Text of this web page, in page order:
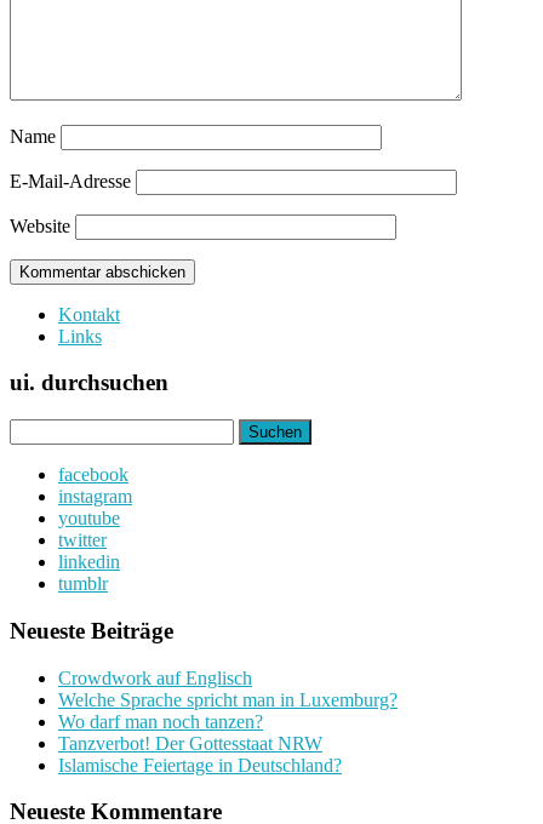
Name
E-Mail-Adresse
Website
Kontakt
Links
ui. durchsuchen
nach:
facebook
instagram
youtube
twitter
linkedin
tumblr
Neueste Beiträge
Crowdwork auf Englisch
Welche Sprache spricht man in Luxemburg?
Wo darf man noch tanzen?
Tanzverbot! Der Gottesstaat NRW
Islamische Feiertage in Deutschland?
Neueste Kommentare